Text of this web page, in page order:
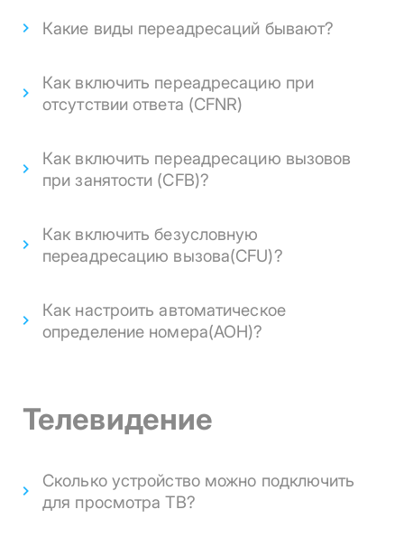
Какие виды переадресаций бывают?
Как включить переадресацию при
отсутствии ответа (CFNR)
Как включить переадресацию вызовов
при занятости (CFB)?
Как включить безусловную
переадресацию вызова(CFU)?
Как настроить автоматическое
определение номера(АОН)?
Телевидение
Сколько устройство можно подключить
для просмотра ТВ?